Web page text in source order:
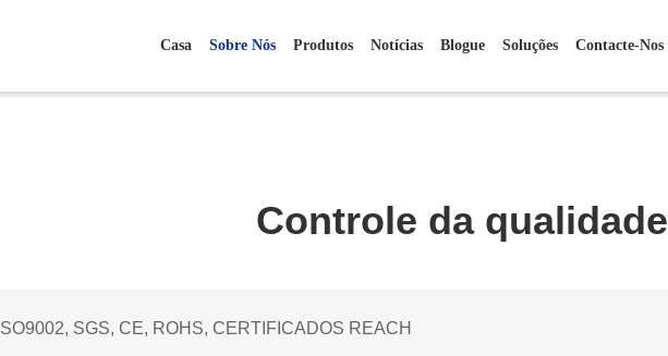
Casa Sobre Nós Produtos Notícias Blogue Soluções Contacte-Nos
Controle da qualidade
ISO9002, SGS, CE, ROHS, CERTIFICADOS REACH